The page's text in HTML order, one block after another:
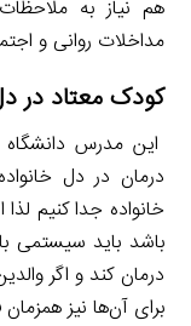
هم نیاز به
مداخلات روانی و
کودک معتاد در
این مدرس دانشگاه
درمان در دل
خانواده جدا کنیم
باشد باید سیستمی
درمان کند و اگر
برای آن‌ها نیز